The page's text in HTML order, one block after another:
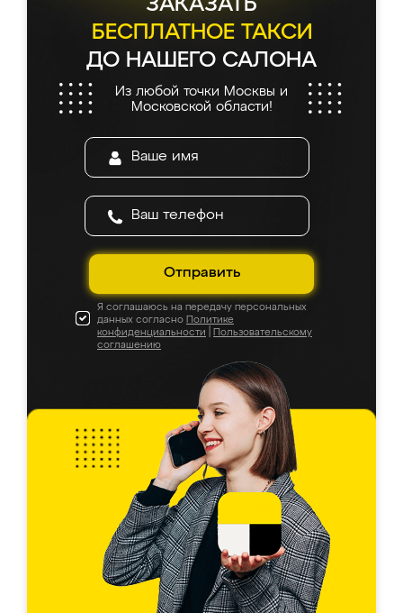
ЗАКАЗАТЬ
БЕСПЛАТНОЕ ТАКСИ
ДО НАШЕГО САЛОНА
Из любой точки Москвы и
Московской области!
Отправить
Я соглашаюсь на передачу персональных
данных согласно Политике
конфиденциальности
Пользовательскому
соглашению